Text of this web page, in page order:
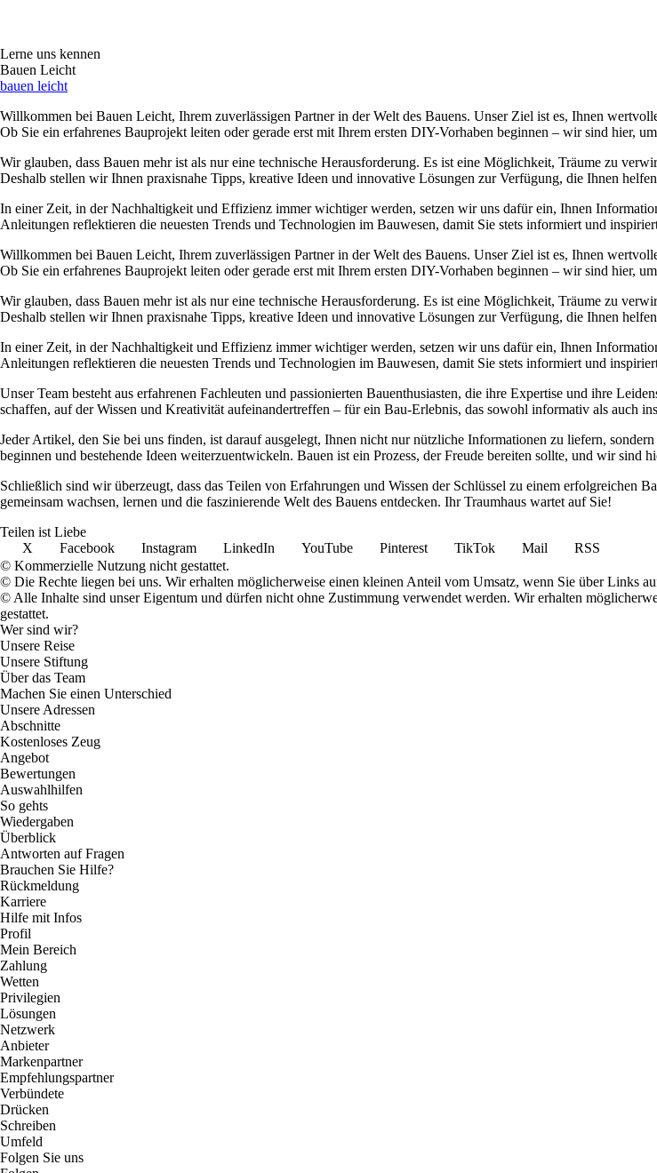
Lerne uns kennen
Bauen Leicht
bauen leicht
Willkommen bei Bauen Leicht, Ihrem zuverlässigen Partner in der Welt des Bauens. Unser Ziel ist es, Ihnen
Ob Sie ein erfahrenes Bauprojekt leiten oder gerade erst mit Ihrem ersten DIY-Vorhaben beginnen – wir sind hier,
Wir glauben, dass Bauen mehr ist als nur eine technische Herausforderung. Es ist eine Möglichkeit, Träume zu
Deshalb stellen wir Ihnen praxisnahe Tipps, kreative Ideen und innovative Lösungen zur Verfügung, die Ihnen
In einer Zeit, in der Nachhaltigkeit und Effizienz immer wichtiger werden, setzen wir uns dafür ein, Ihnen
Anleitungen reflektieren die neuesten Trends und Technologien im Bauwesen, damit Sie stets informiert und
Willkommen bei Bauen Leicht, Ihrem zuverlässigen Partner in der Welt des Bauens. Unser Ziel ist es, Ihnen
Ob Sie ein erfahrenes Bauprojekt leiten oder gerade erst mit Ihrem ersten DIY-Vorhaben beginnen – wir sind hier,
Wir glauben, dass Bauen mehr ist als nur eine technische Herausforderung. Es ist eine Möglichkeit, Träume zu
Deshalb stellen wir Ihnen praxisnahe Tipps, kreative Ideen und innovative Lösungen zur Verfügung, die Ihnen
In einer Zeit, in der Nachhaltigkeit und Effizienz immer wichtiger werden, setzen wir uns dafür ein, Ihnen
Anleitungen reflektieren die neuesten Trends und Technologien im Bauwesen, damit Sie stets informiert und
Unser Team besteht aus erfahrenen Fachleuten und passionierten Bauenthusiasten, die ihre Expertise und ihre
schaffen, auf der Wissen und Kreativität aufeinandertreffen – für ein Bau-Erlebnis, das sowohl informativ als auch
Jeder Artikel, den Sie bei uns finden, ist darauf ausgelegt, Ihnen nicht nur nützliche Informationen zu liefern,
beginnen und bestehende Ideen weiterzuentwickeln. Bauen ist ein Prozess, der Freude bereiten sollte, und wir sind
Schließlich sind wir überzeugt, dass das Teilen von Erfahrungen und Wissen der Schlüssel zu einem erfolgreichen
gemeinsam wachsen, lernen und die faszinierende Welt des Bauens entdecken. Ihr Traumhaus wartet auf Sie!
Teilen ist Liebe
X
Facebook Instagram LinkedIn YouTube Pinterest TikTok Mail
RSS
© Kommerzielle Nutzung nicht gestattet.
© Die Rechte liegen bei uns. Wir erhalten möglicherweise einen kleinen Anteil vom Umsatz, wenn Sie über Links
© Alle Inhalte sind unser Eigentum und dürfen nicht ohne Zustimmung verwendet werden. Wir erhalten
gestattet.
Wer sind wir?
Unsere Reise
Unsere Stiftung
Über das Team
Machen Sie einen Unterschied
Unsere Adressen
Abschnitte
Kostenloses Zeug
Angebot
Bewertungen
Auswahlhilfen
So gehts
Wiedergaben
Überblick
Antworten auf Fragen
Brauchen Sie Hilfe?
Rückmeldung
Karriere
Hilfe mit Infos
Profil
Mein Bereich
Zahlung
Wetten
Privilegien
Lösungen
Netzwerk
Anbieter
Markenpartner
Empfehlungspartner
Verbündete
Drücken
Schreiben
Umfeld
Folgen Sie uns